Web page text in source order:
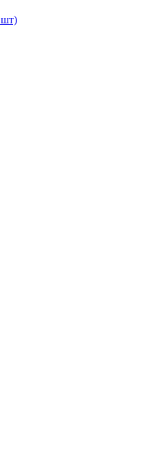
шт)